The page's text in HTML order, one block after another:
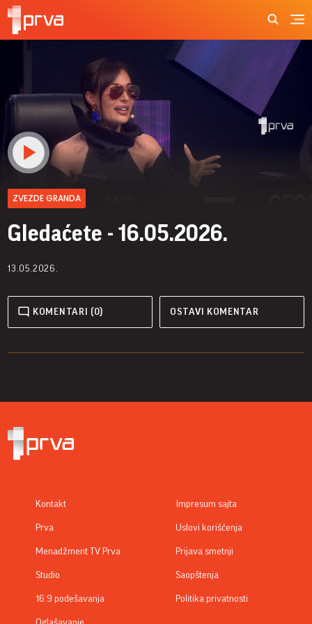
ZVEZDE GRANDA
Gledaćete - 16.05.2026.
13.05.2026.
KOMENTARI (0) OSTAVI KOMENTAR
Kontakt
Prva
Menadžment TV Prva
Studio
16:9 podešavanja
Impresum sajta
Uslovi korišćenja
Prijava smetnji
Saopštenja
Politika privatnosti